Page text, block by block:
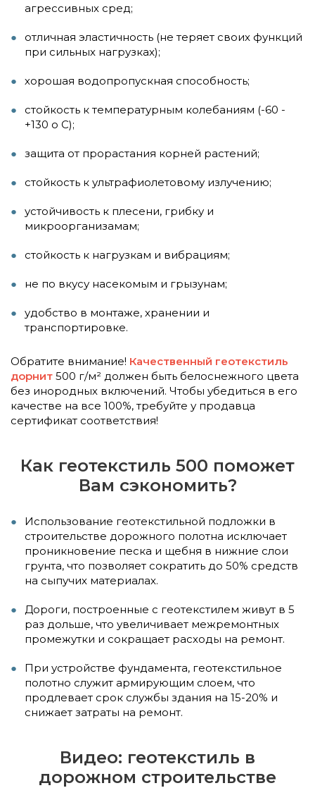
агрессивных сред;
отличная эластичность (не теряет своих функций
при сильных нагрузках);
хорошая водопропускная способность;
стойкость к температурным колебаниям (-60 -
+130 о С);
защита от прорастания корней растений;
стойкость к ультрафиолетовому излучению;
устойчивость к плесени, грибку и
микроорганизамам;
стойкость к нагрузкам и вибрациям;
не по вкусу насекомым и грызунам;
удобство в монтаже, хранении и
транспортировке.
Обратите внимание! Качественный геотекстиль
дорнит 500 г/м² должен быть белоснежного цвета
без инородных включений. Чтобы убедиться в его
качестве на все 100%, требуйте у продавца
сертификат соответствия!
Как геотекстиль 500 поможет
Вам сэкономить?
Использование геотекстильной подложки в
строительстве дорожного полотна исключает
проникновение песка и щебня в нижние слои
грунта, что позволяет сократить до 50% средств
на сыпучих материалах.
Дороги, построенные с геотекстилем живут в 5
раз дольше, что увеличивает межремонтных
промежутки и сокращает расходы на ремонт.
При устройстве фундамента, геотекстильное
полотно служит армирующим слоем, что
продлевает срок службы здания на 15-20% и
снижает затраты на ремонт.
Видео: геотекстиль в
дорожном строительстве